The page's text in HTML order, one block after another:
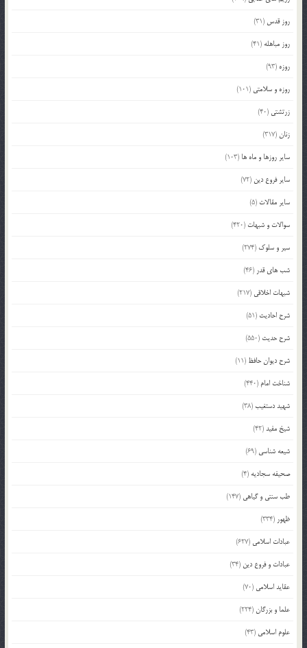
روز قدس (31)
روز مباهله (41)
روزه (93)
روزه و سلامتی (101)
زرتشتی (40)
زنان(317)
سایر روزها و ماه ها (103)
سایر فروع دین (72)
سایر مقالات (5)
سوالات و شبهات (420)
سیر و سلوک (274)
شب های قدر (46)
شبهات اخلاقی (217)
شرح احادیث (51)
شرح حدیث (550)
شرح دیوان حافظ (11)
شناخت امام (440)
شهید دستغیب(38)
شیخ مفید(42)
شیعه شناسی (69)
صحیفه سجادیه (4)
طب سنتی و گیاهی (147)
ظهور (334)
عبادات اسلامی (627)
عبادات و فروع دین (34)
عقاید اسلامی (70)
علما و بزرگان(224)
علوم اسلامی (43)